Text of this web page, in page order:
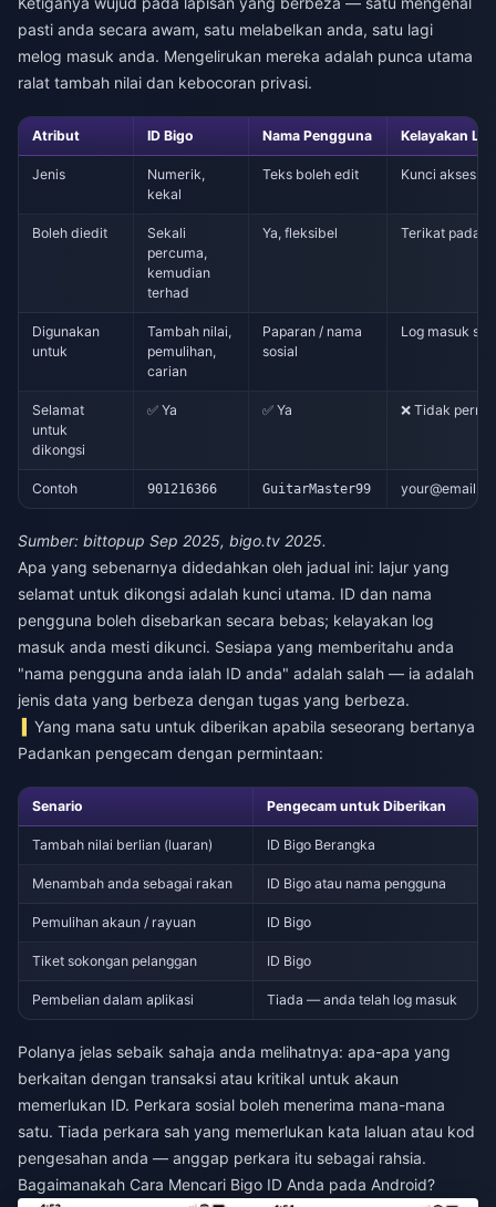
pasti anda secara awam, satu melabelkan anda, satu lagi
melog masuk anda. Mengelirukan mereka adalah punca utama
ralat tambah nilai dan kebocoran privasi.
Atribut ID Bigo Nama Pengguna Kelayakan
Jenis
Numerik,
kekal
Teks boleh edit Kunci akses
Boleh diedit
Sekali
percuma,
kemudian
terhad
Ya, fleksibel Terikat pada
Digunakan
untuk
Tambah nilai,
pemulihan,
carian
Paparan / nama
sosial
Log masuk
Selamat
untuk
dikongsi
✅ Ya ✅ Ya ❌ Tidak
Contoh 901216366 GuitarMaster99
Sumber: bittopup Sep 2025, bigo.tv 2025.
Apa yang sebenarnya didedahkan oleh jadual ini: lajur yang
selamat untuk dikongsi adalah kunci utama. ID dan nama
pengguna boleh disebarkan secara bebas; kelayakan log
masuk anda mesti dikunci. Sesiapa yang memberitahu anda
"nama pengguna anda ialah ID anda" adalah salah — ia adalah
jenis data yang berbeza dengan tugas yang berbeza.
Yang mana satu untuk diberikan apabila seseorang bertanya
Padankan pengecam dengan permintaan:
Senario Pengecam untuk Diberikan
Tambah nilai berlian (luaran) ID Bigo Berangka
Menambah anda sebagai rakan ID Bigo atau nama pengguna
Pemulihan akaun / rayuan ID Bigo
Tiket sokongan pelanggan ID Bigo
Pembelian dalam aplikasi Tiada — anda telah log masuk
Polanya jelas sebaik sahaja anda melihatnya: apa-apa yang
berkaitan dengan transaksi atau kritikal untuk akaun
memerlukan ID. Perkara sosial boleh menerima mana-mana
satu. Tiada perkara sah yang memerlukan kata laluan atau kod
pengesahan anda — anggap perkara itu sebagai rahsia.
Bagaimanakah Cara Mencari Bigo ID Anda pada Android?